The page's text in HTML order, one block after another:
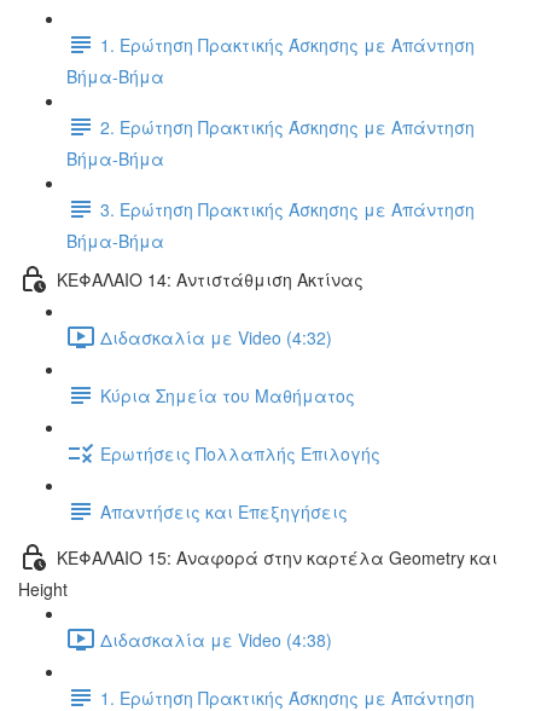
1. Ερώτηση Πρακτικής Άσκησης με Απάντηση
Βήμα-Βήμα
2. Ερώτηση Πρακτικής Άσκησης με Απάντηση
Βήμα-Βήμα
3. Ερώτηση Πρακτικής Άσκησης με Απάντηση
Βήμα-Βήμα
ΚΕΦΑΛΑΙΟ 14: Αντιστάθμιση Ακτίνας
Διδασκαλία με Video (4:32)
Κύρια Σημεία του Μαθήματος
Ερωτήσεις Πολλαπλής Επιλογής
Απαντήσεις και Επεξηγήσεις
ΚΕΦΑΛΑΙΟ 15: Αναφορά στην καρτέλα Geometry και
Height
Διδασκαλία με Video (4:38)
1. Ερώτηση Πρακτικής Άσκησης με Απάντηση